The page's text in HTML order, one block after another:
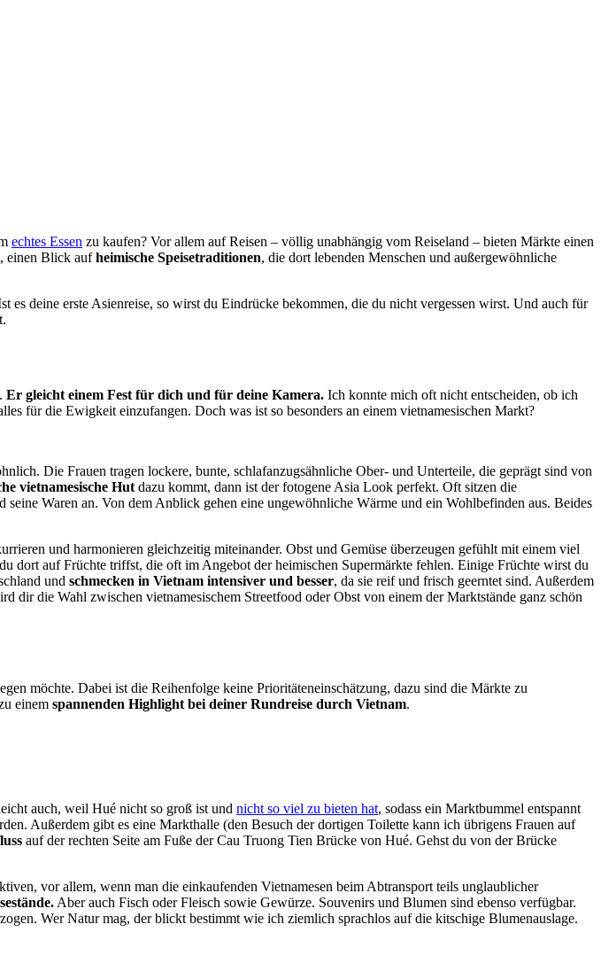
echtes Essen zu kaufen? Vor allem auf Reisen – völlig unabhängig vom Reiseland – bieten Märkte einen
einen Blick aufheimische Speisetraditionen, die dort lebenden Menschen und außergewöhnliche
deine erste Asienreise, so wirst du Eindrücke bekommen, die du nicht vergessen wirst. Und auch für
Er gleicht einem Fest für dich und für deine Kamera. Ich konnte mich oft nicht entscheiden, ob ich
für die Ewigkeit einzufangen. Doch was ist so besonders an einem vietnamesischen Markt?
Die Frauen tragen lockere, bunte, schlafanzugsähnliche Ober- und Unterteile, die geprägt sind von
vietnamesische Hut dazu kommt, dann ist der fotogene Asia Look perfekt. Oft sitzen die
Waren an. Von dem Anblick gehen eine ungewöhnliche Wärme und ein Wohlbefinden aus. Beides
und harmonieren gleichzeitig miteinander. Obst und Gemüse überzeugen gefühlt mit einem viel
dort auf Früchte triffst, die oft im Angebot der heimischen Supermärkte fehlen. Einige Früchte wirst du
und schmecken in Vietnam intensiver und besser, da sie reif und frisch geerntet sind. Außerdem
die Wahl zwischen vietnamesischem Streetfood oder Obst von einem der Marktstände ganz schön
möchte. Dabei ist die Reihenfolge keine Prioritäteneinschätzung, dazu sind die Märkte zu
einem spannenden Highlight bei deiner Rundreise durch Vietnam.
auch, weil Hué nicht so groß ist und nicht so viel zu bieten hat, sodass ein Marktbummel entspannt
Außerdem gibt es eine Markthalle (den Besuch der dortigen Toilette kann ich übrigens Frauen auf
auf der rechten Seite am Fuße der Cau Truong Tien Brücke von Hué. Gehst du von der Brücke
vor allem, wenn man die einkaufenden Vietnamesen beim Abtransport teils unglaublicher
Aber auch Fisch oder Fleisch sowie Gewürze. Souvenirs und Blumen sind ebenso verfügbar.
Wer Natur mag, der blickt bestimmt wie ich ziemlich sprachlos auf die kitschige Blumenauslage.